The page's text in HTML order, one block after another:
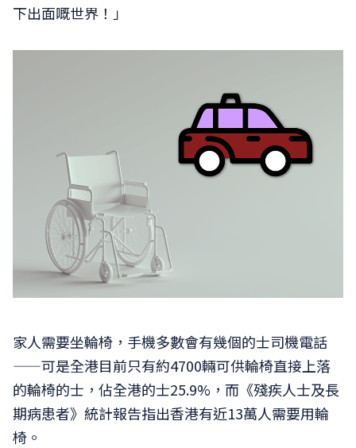
下出面嘅世界！」
家人需要坐輪椅，手機多數會有幾個的士司機電話
——可是全港目前只有約4700輛可供輪椅直接上落
的輪椅的士，佔全港的士25.9%，而《殘疾人士及長
期病患者》統計報告指出香港有近13萬人需要用輪
椅。